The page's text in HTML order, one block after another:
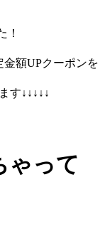
！
額UPクーポンを
す↓↓↓↓↓
ゃって